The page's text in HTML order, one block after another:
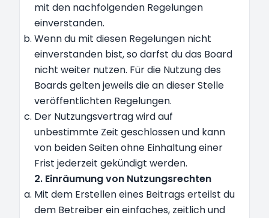
mit den nachfolgenden Regelungen
einverstanden.
Wenn du mit diesen Regelungen nicht
einverstanden bist, so darfst du das Board
nicht weiter nutzen. Für die Nutzung des
Boards gelten jeweils die an dieser Stelle
veröffentlichten Regelungen.
Der Nutzungsvertrag wird auf
unbestimmte Zeit geschlossen und kann
von beiden Seiten ohne Einhaltung einer
Frist jederzeit gekündigt werden.
2. Einräumung von Nutzungsrechten
Mit dem Erstellen eines Beitrags erteilst du
dem Betreiber ein einfaches, zeitlich und